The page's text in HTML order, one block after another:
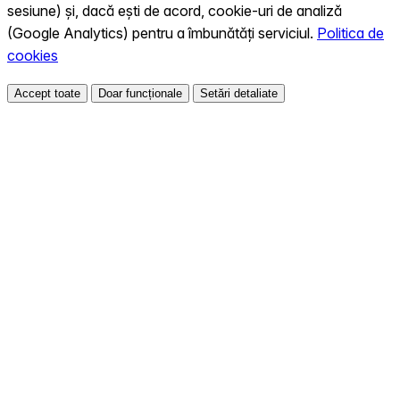
sesiune) și, dacă ești de acord, cookie-uri de analiză
(Google Analytics) pentru a îmbunătăți serviciul. Politica de
cookies
Accept toate Doar funcționale Setări detaliate